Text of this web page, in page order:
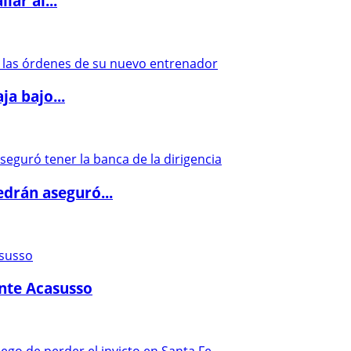
bajo...
aseguró...
Acasusso